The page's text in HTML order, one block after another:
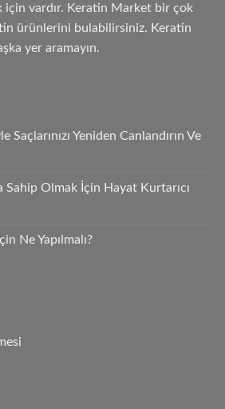
için vardır. Keratin Market bir çok
ürünlerini bulabilirsiniz. Keratin
yer aramayın.
Saçlarınızı Yeniden Canlandırın Ve
Sahip Olmak İçin Hayat Kurtarıcı
Ne Yapılmalı?